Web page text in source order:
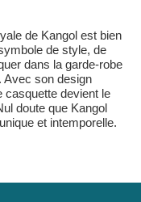
de Kangol est bien
de style, de
dans la garde-robe
Avec son design
casquette devient le
doute que Kangol
et intemporelle.